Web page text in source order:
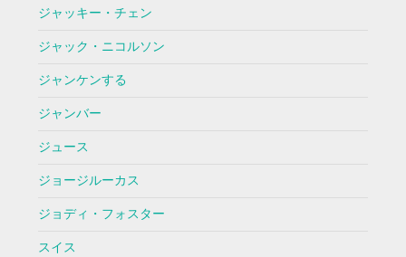
ジャッキー・チェン
ジャック・ニコルソン
ジャンケンする
ジャンバー
ジュース
ジョージルーカス
ジョディ・フォスター
スイス